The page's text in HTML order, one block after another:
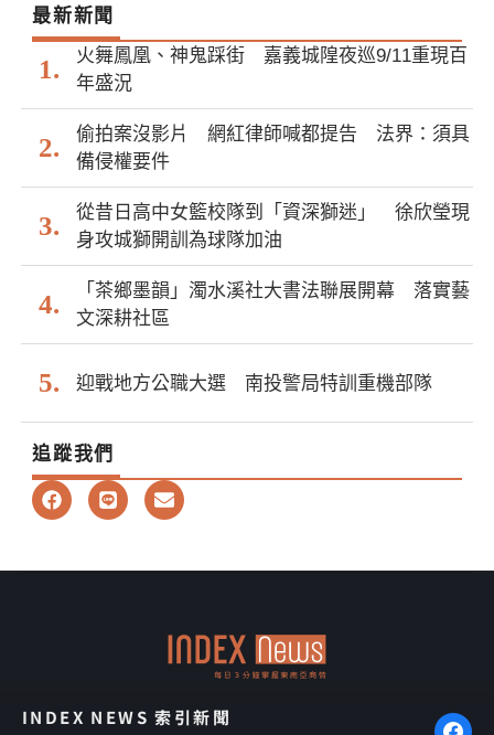
最新新聞
火舞鳳凰、神鬼踩街 嘉義城隍夜巡9/11重現百
年盛況
偷拍案沒影片 網紅律師喊都提告 法界：須具
備侵權要件
從昔日高中女籃校隊到「資深獅迷」 徐欣瑩現
身攻城獅開訓為球隊加油
「茶鄉墨韻」濁水溪社大書法聯展開幕 落實藝
文深耕社區
迎戰地方公職大選 南投警局特訓重機部隊
追蹤我們
F
a
b
L
i
E
n
l
INDEX NEWS 索引新聞